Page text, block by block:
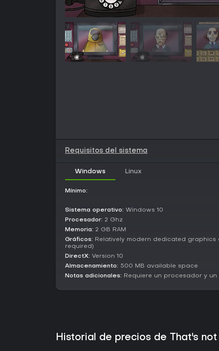
Requisitos del sistema
Windows Linux
Mínimo:
Sistema operativo: Windows 10
Procesador: 2 Ghz
Memoria: 2 GB RAM
Gráficos: Relatively modern dedicated graphics
required)
DirectX: Version 10
Almacenamiento: 500 MB available space
Notas adicionales: Requiere un procesador y
Historial de precios de That's